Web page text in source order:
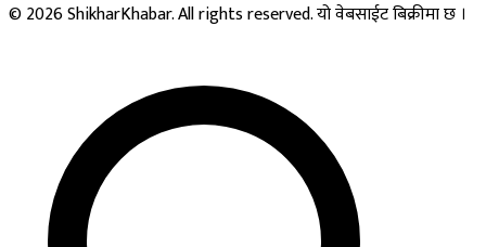
© 2026 ShikharKhabar. All rights reserved. यो वेबसाईट बिक्रीमा छ ।